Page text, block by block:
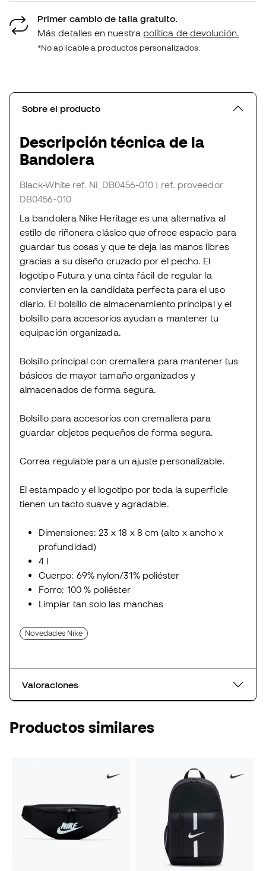
Primer cambio de talla gratuito.
Más detalles en nuestra política de devolución.
*No aplicable a productos personalizados.
Sobre el producto
Descripción técnica de la
Bandolera
Black-White ref. NI_DB0456-010 | ref. proveedor
DB0456-010
La bandolera Nike Heritage es una alternativa al
estilo de riñonera clásico que ofrece espacio para
guardar tus cosas y que te deja las manos libres
gracias a su diseño cruzado por el pecho. El
logotipo Futura y una cinta fácil de regular la
convierten en la candidata perfecta para el uso
diario. El bolsillo de almacenamiento principal y el
bolsillo para accesorios ayudan a mantener tu
equipación organizada.
Bolsillo principal con cremallera para mantener tus
básicos de mayor tamaño organizados y
almacenados de forma segura.
Bolsillo para accesorios con cremallera para
guardar objetos pequeños de forma segura.
Correa regulable para un ajuste personalizable.
El estampado y el logotipo por toda la superficie
tienen un tacto suave y agradable.
Dimensiones: 23 x 18 x 8 cm (alto x ancho x
profundidad)
4 l
Cuerpo: 69% nylon/31% poliéster
Forro: 100 % poliéster
Limpiar tan solo las manchas
Novedades Nike
Valoraciones
Productos similares